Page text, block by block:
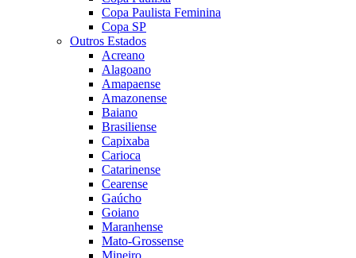
Copa Paulista Feminina
Copa SP
Outros Estados
Acreano
Alagoano
Amapaense
Amazonense
Baiano
Brasiliense
Capixaba
Carioca
Catarinense
Cearense
Gaúcho
Goiano
Maranhense
Mato-Grossense
Mineiro